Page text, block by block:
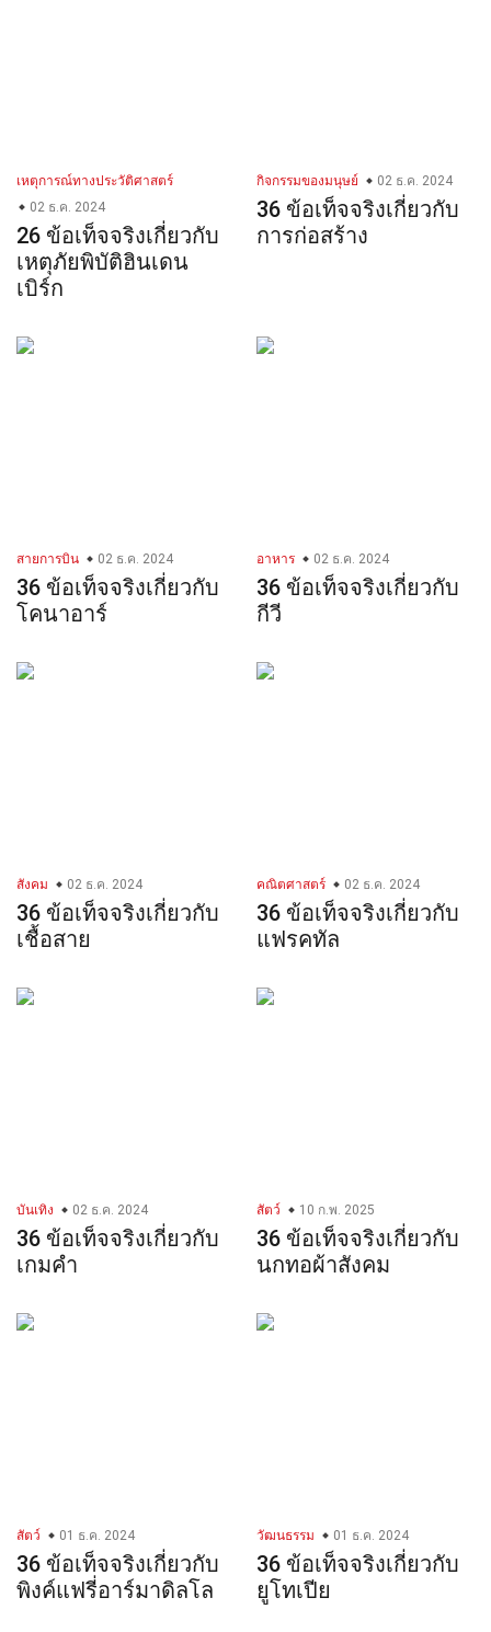
เหตุการณ์ทางประวัติศาสตร์
02 ธ.ค. 2024
26 ข้อเท็จจริงเกี่ยวกับ
เหตุภัยพิบัติฮินเดน
เบิร์ก
กิจกรรมของมนุษย์ 02 ธ.ค. 2024
36 ข้อเท็จจริงเกี่ยวกับ
การก่อสร้าง
สายการบิน 02 ธ.ค. 2024
36 ข้อเท็จจริงเกี่ยวกับ
โคนาอาร์
อาหาร 02 ธ.ค. 2024
36 ข้อเท็จจริงเกี่ยวกับ
กีวี
สังคม 02 ธ.ค. 2024
36 ข้อเท็จจริงเกี่ยวกับ
เชื้อสาย
คณิตศาสตร์ 02 ธ.ค. 2024
36 ข้อเท็จจริงเกี่ยวกับ
แฟรคทัล
บันเทิง 02 ธ.ค. 2024
36 ข้อเท็จจริงเกี่ยวกับ
เกมคำ
สัตว์ 10 ก.พ. 2025
36 ข้อเท็จจริงเกี่ยวกับ
นกทอผ้าสังคม
สัตว์ 01 ธ.ค. 2024
36 ข้อเท็จจริงเกี่ยวกับ
พิงค์แฟรี่อาร์มาดิลโล
วัฒนธรรม 01 ธ.ค. 2024
36 ข้อเท็จจริงเกี่ยวกับ
ยูโทเปีย